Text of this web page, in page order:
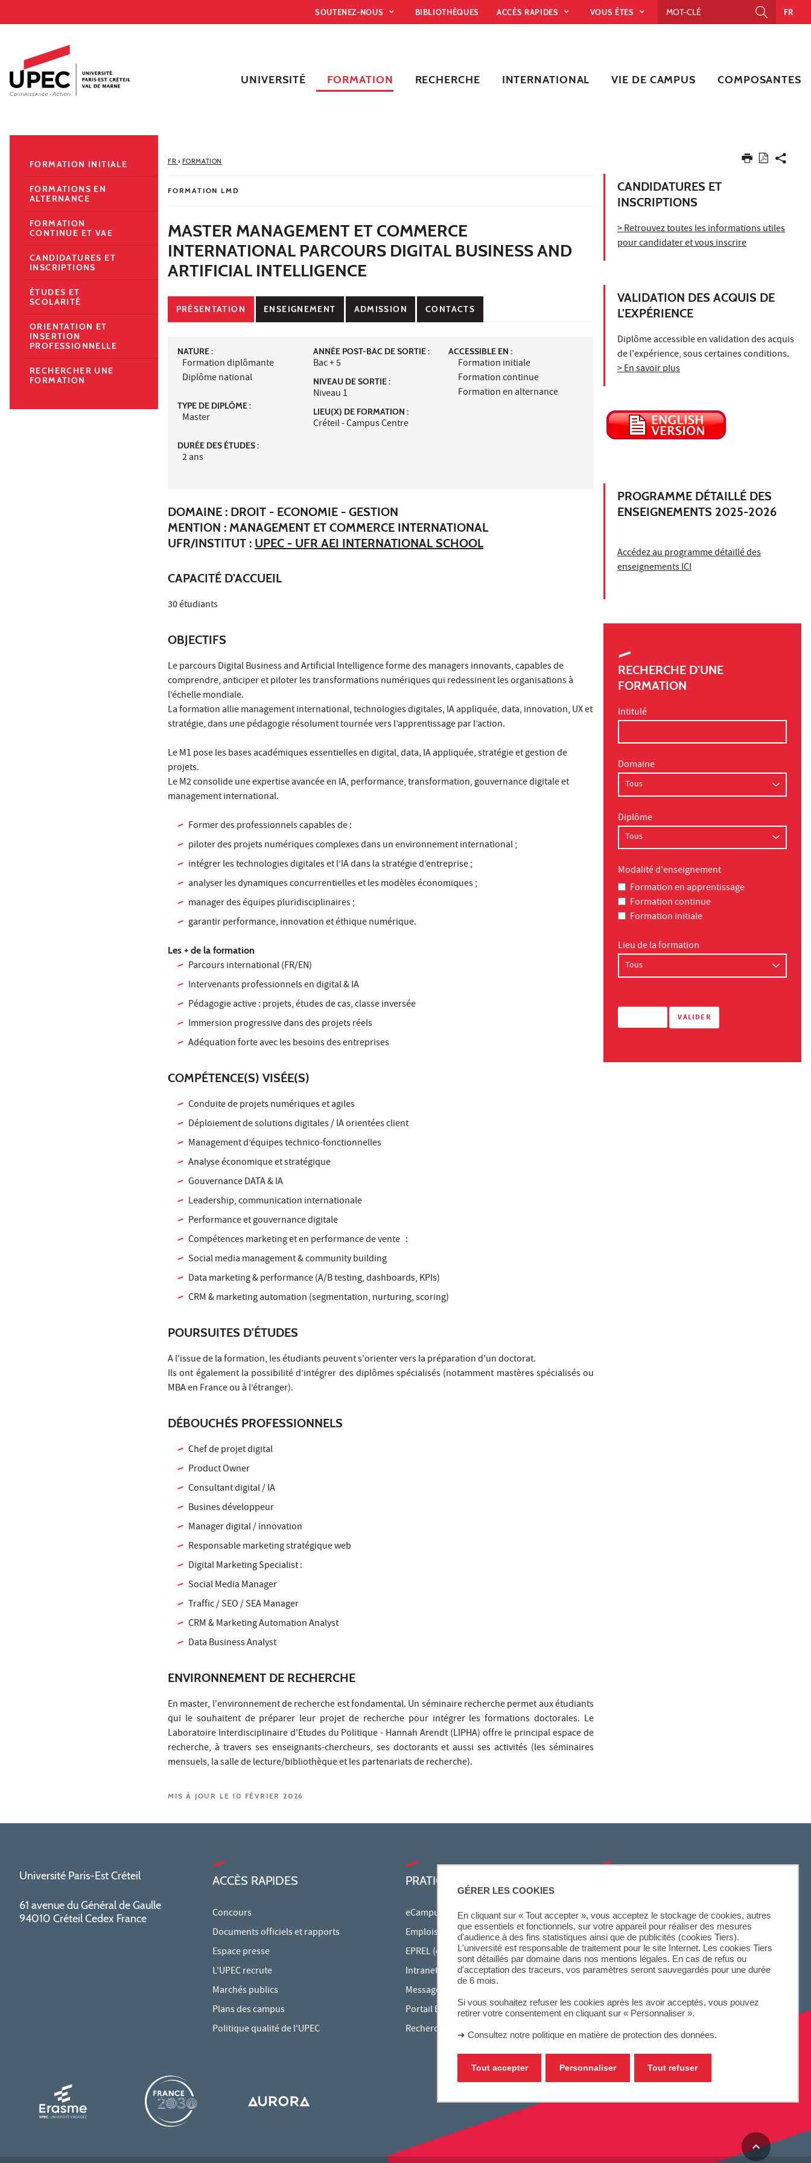
GÉRER LES COOKIES
En cliquant sur « Tout accepter », vous acceptez le stockage de cookies, autres
que essentiels et fonctionnels, sur votre appareil pour réaliser des mesures
d'audience à des fins statistiques ainsi que de publicités (cookies Tiers).
L'université est responsable de traitement pour le site Internet. Les cookies Tiers
sont détaillés par domaine dans nos mentions légales. En cas de refus ou
d'acceptation des traceurs, vos paramètres seront sauvegardés pour une durée
de 6 mois.
Si vous souhaitez refuser les cookies après les avoir acceptés, vous pouvez
retirer votre consentement en cliquant sur « Personnaliser ».
➜ Consultez notre politique en matière de protection des données.
Tout accepter Tout refuser
Personnaliser
Accès directs
Recherche
Navigation secondaire
SOUTENEZ-NOUS BIBLIOTHÈQUES ACCÈS RAPIDES VOUS ÊTES FR
UNIVERSITÉ FORMATION RECHERCHE INTERNATIONAL VIE DE CAMPUS COMPOSANTES
FR › FORMATION
FORMATION LMD
MASTER MANAGEMENT ET COMMERCE
INTERNATIONAL PARCOURS DIGITAL BUSINESS AND
ARTIFICIAL INTELLIGENCE
PRÉSENTATION ENSEIGNEMENT ADMISSION CONTACTS
NATURE :
Formation diplômante
Diplôme national
TYPE DE DIPLÔME :
Master
DURÉE DES ÉTUDES :
2 ans
ANNÉE POST-BAC DE SORTIE :
Bac + 5
NIVEAU DE SORTIE :
Niveau 1
LIEU(X) DE FORMATION :
Créteil - Campus Centre
ACCESSIBLE EN :
Formation initiale
Formation continue
Formation en alternance
DOMAINE : DROIT - ECONOMIE - GESTION
MENTION : MANAGEMENT ET COMMERCE INTERNATIONAL
UFR/INSTITUT : UPEC - UFR AEI INTERNATIONAL SCHOOL
CAPACITÉ D'ACCUEIL
30 étudiants
OBJECTIFS
Le parcours Digital Business and Artificial Intelligence forme des managers innovants, capables de
comprendre, anticiper et piloter les transformations numériques qui redessinent les organisations à
l’échelle mondiale.
La formation allie management international, technologies digitales, IA appliquée, data, innovation, UX et
stratégie, dans une pédagogie résolument tournée vers l’apprentissage par l’action.
Le M1 pose les bases académiques essentielles en digital, data, IA appliquée, stratégie et gestion de
projets.
Le M2 consolide une expertise avancée en IA, performance, transformation, gouvernance digitale et
management international.
Former des professionnels capables de :
piloter des projets numériques complexes dans un environnement international ;
intégrer les technologies digitales et l’IA dans la stratégie d’entreprise ;
analyser les dynamiques concurrentielles et les modèles économiques ;
manager des équipes pluridisciplinaires ;
garantir performance, innovation et éthique numérique.
Les + de la formation
Parcours international (FR/EN)
Intervenants professionnels en digital & IA
Pédagogie active : projets, études de cas, classe inversée
Immersion progressive dans des projets réels
Adéquation forte avec les besoins des entreprises
COMPÉTENCE(S) VISÉE(S)
Conduite de projets numériques et agiles
Déploiement de solutions digitales / IA orientées client
Management d’équipes technico-fonctionnelles
Analyse économique et stratégique
Gouvernance DATA & IA
Leadership, communication internationale
Performance et gouvernance digitale
Compétences marketing et en performance de vente :
Social media management & community building
Data marketing & performance (A/B testing, dashboards, KPIs)
CRM & marketing automation (segmentation, nurturing, scoring)
POURSUITES D'ÉTUDES
A l'issue de la formation, les étudiants peuvent s'orienter vers la préparation d'un doctorat.
Ils ont également la possibilité d’intégrer des diplômes spécialisés (notamment mastères spécialisés ou
MBA en France ou à l’étranger).
DÉBOUCHÉS PROFESSIONNELS
Chef de projet digital
Product Owner
Consultant digital / IA
Busines développeur
Manager digital / innovation
Responsable marketing stratégique web
Digital Marketing Specialist :
Social Media Manager
Traffic / SEO / SEA Manager
CRM & Marketing Automation Analyst
Data Business Analyst
ENVIRONNEMENT DE RECHERCHE
En master, l'environnement de recherche est fondamental. Un séminaire recherche permet aux étudiants
qui le souhaitent de préparer leur projet de recherche pour intégrer les formations doctorales. Le
Laboratoire Interdisciplinaire d'Etudes du Politique - Hannah Arendt (LIPHA) offre le principal espace de
recherche, à travers ses enseignants-chercheurs, ses doctorants et aussi ses activités (les séminaires
mensuels, la salle de lecture/bibliothèque et les partenariats de recherche).
MIS À JOUR LE 10 FÉVRIER 2026
CANDIDATURES ET
INSCRIPTIONS
> Retrouvez toutes les informations utiles
pour candidater et vous inscrire
VALIDATION DES ACQUIS DE
L'EXPÉRIENCE
Diplôme accessible en validation des acquis
de l'expérience, sous certaines conditions.
> En savoir plus
PROGRAMME DÉTAILLÉ DES
ENSEIGNEMENTS 2025-2026
Accédez au programme détaillé des
enseignements ICI
RECHERCHE D'UNE
FORMATION
Intitulé
Domaine
Diplôme
Modalité d'enseignement
Formation en apprentissage
Formation continue
Formation initiale
Lieu de la formation
FORMATION INITIALE
FORMATIONS EN
ALTERNANCE
FORMATION
CONTINUE ET VAE
CANDIDATURES ET
INSCRIPTIONS
ÉTUDES ET
SCOLARITÉ
ORIENTATION ET
INSERTION
PROFESSIONNELLE
RECHERCHER UNE
FORMATION
Université Paris-Est Créteil
61 avenue du Général de Gaulle
94010 Créteil Cedex France
ACCÈS RAPIDES
Concours
Documents officiels et rapports
Espace presse
L'UPEC recrute
Marchés publics
Plans des campus
Politique qualité de l'UPEC
PRATIQUE
eCampus
Emplois du temps en ligne
EPREL (cours en ligne)
Intranet des personnels
Messagerie étudiante
Portail Bu Athéna
Rechercher une formation